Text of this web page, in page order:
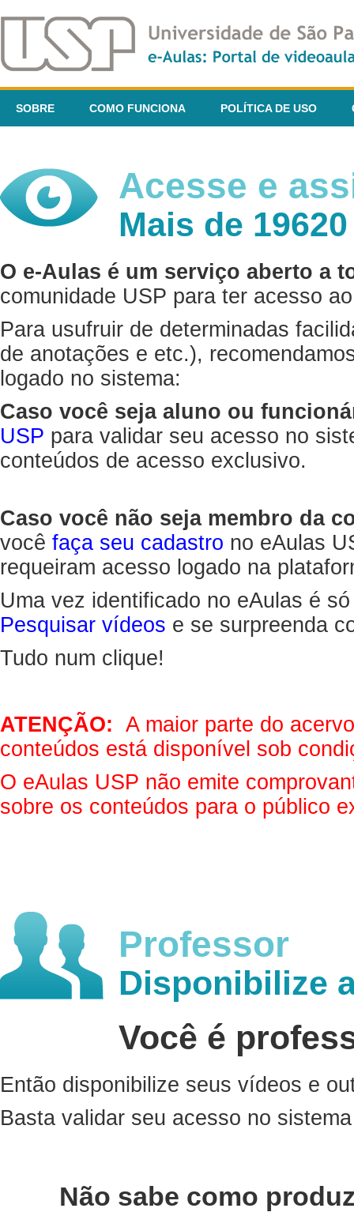
SOBRE COMO FUNCIONA POLÍTICA DE USO
Acesse e
Mais de
O e-Aulas é um serviço aberto a
comunidade USP para ter acesso
Para usufruir de determinadas
de anotações e etc.),
logado no sistema:
Caso você seja aluno ou
USP para validar seu acesso no
conteúdos de acesso exclusivo.
Caso você não seja membro da
você faça seu cadastro no eAulas
requeiram acesso logado na
Uma vez identificado no eAulas é
Pesquisar vídeos e se surpreenda
Tudo num clique!
ATENÇÃO: A maior parte do
conteúdos está disponível sob
O eAulas USP não emite
sobre os conteúdos para o público
Professor
Disponibilize
Você é
Então disponibilize seus vídeos e
Basta validar seu acesso no
Não sabe como